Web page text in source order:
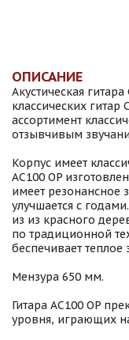
ОПИСАНИЕ
Акустическая
классических гитар
ассортимент
отзывчивым
Корпус имеет
AC100 OP
имеет резонансное
улучшается с
из из красного
по традиционной
беспечивает теплое
Мензура 650 мм.
Гитара AC100 OP
уровня, играющих